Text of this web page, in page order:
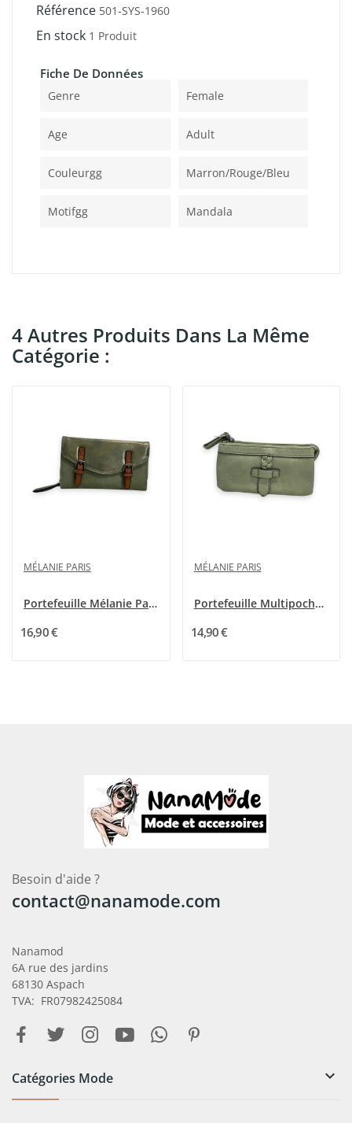
Référence 501-SYS-1960
En stock 1 Produit
Fiche De Données
Genre Female
Age Adult
Couleurgg Marron/rouge/bleu
Motifgg Mandala
4 Autres Produits Dans La Même
Catégorie :
MÉLANIE PARIS
Portefeuille Mélanie Paris Vert Amande Double Face
16,90 €
MÉLANIE PARIS
Portefeuille Multipoches Mélanie Paris Vert Amande
14,90 €
Besoin d'aide ?
contact@nanamode.com
Nanamod
6A rue des jardins
68130 Aspach
TVA: FR07982425084
Catégories Mode 